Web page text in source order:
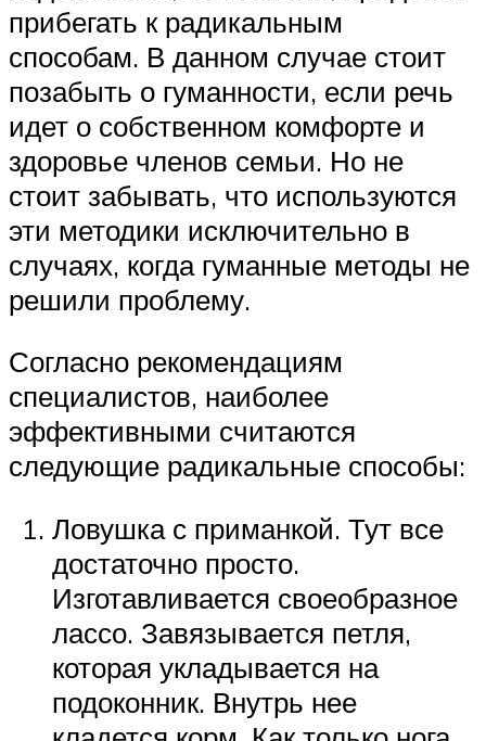
прибегать к радикальным
способам. В данном случае стоит
позабыть о гуманности, если речь
идет о собственном комфорте и
здоровье членов семьи. Но не
стоит забывать, что используются
эти методики исключительно в
случаях, когда гуманные методы не
решили проблему.
Согласно рекомендациям
специалистов, наиболее
эффективными считаются
следующие радикальные способы:
Ловушка с приманкой. Тут все
достаточно просто.
Изготавливается своеобразное
лассо. Завязывается петля,
которая укладывается на
подоконник. Внутрь нее